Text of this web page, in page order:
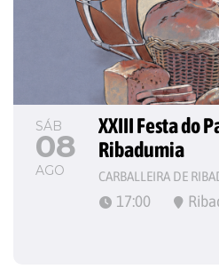
SÁB
08
AGO
XXIII Festa do
Ribadumia
CARBALLEIRA DE
17:00